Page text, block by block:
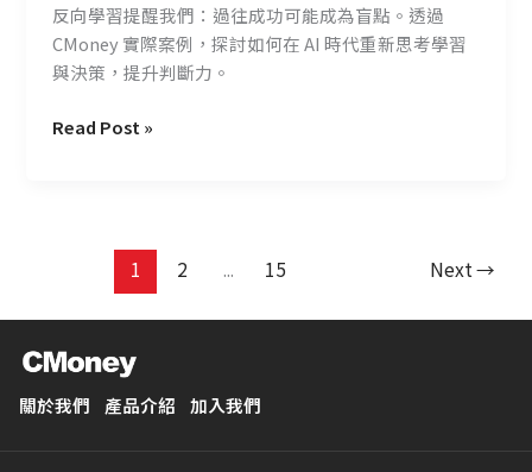
反向學習提醒我們：過往成功可能成為盲點。透過
CMoney 實際案例，探討如何在 AI 時代重新思考學習
與決策，提升判斷力。
煉
Read Post »
1 2 ... 15 Next→
關於我們 產品介紹 加入我們